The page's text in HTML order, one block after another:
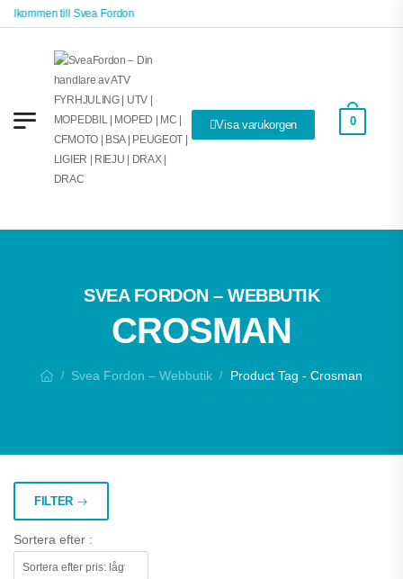
till Svea Fordon
Visa varukorgen 0
SVEA FORDON – WEBBUTIK
CROSMAN
/ Svea Fordon – Webbutik / Product Tag - Crosman
FILTER
Sortera efter :